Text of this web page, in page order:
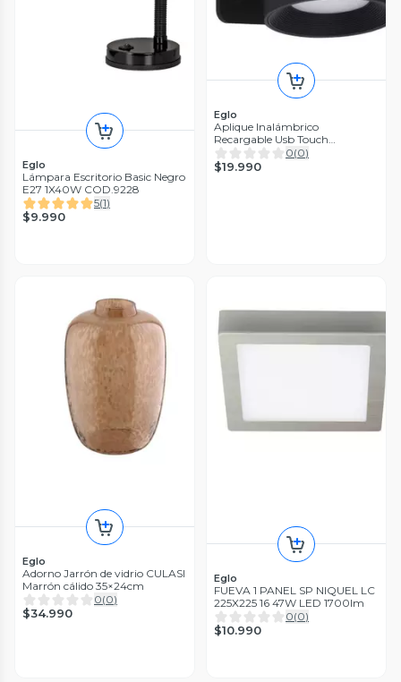
Eglo
Lámpara Escritorio Basic Negro
E27 1X40W COD.9228
5(1)
$9.990
Eglo
Aplique Inalámbrico
Recargable Usb Touch
Regulador Muraglie Led 1X5W
0(0)
$19.990
Eglo
Adorno Jarrón de vidrio CULASI
Marrón cálido 35×24cm
0(0)
$34.990
Eglo
FUEVA 1 PANEL SP NIQUEL LC
225X225 16 47W LED 1700lm
0(0)
$10.990